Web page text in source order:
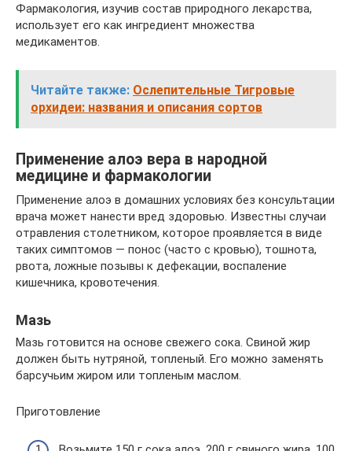
Фармакология, изучив состав природного лекарства,
использует его как ингредиент множества
медикаментов.
Читайте также: Ослепительные Тигровые
орхидеи: названия и описания сортов
Применение алоэ вера в народной
медицине и фармакологии
Применение алоэ в домашних условиях без консультации
врача может нанести вред здоровью. Известны случаи
отравления столетником, которое проявляется в виде
таких симптомов — понос (часто с кровью), тошнота,
рвота, ложные позывы к дефекации, воспаление
кишечника, кровотечения.
Мазь
Мазь готовится на основе свежего сока. Свиной жир
должен быть нутряной, топленый. Его можно заменять
барсучьим жиром или топленым маслом.
Приготовление